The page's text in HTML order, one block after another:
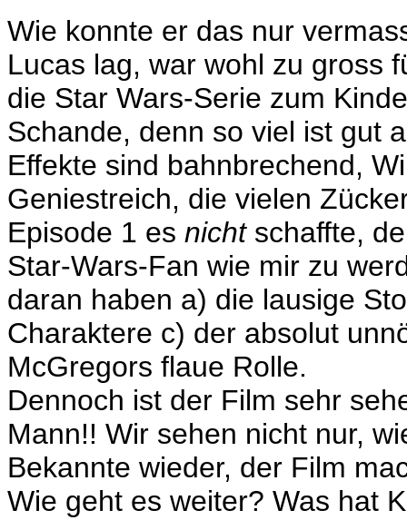
Wie konnte er das nur
Lucas lag, war wohl zu gross
die Star Wars-Serie zum
Schande, denn so viel ist gut
Effekte sind bahnbrechend,
Geniestreich, die vielen
Episode 1 es nichtschaffte,
Star-Wars-Fan wie mir zu
daran haben a) die lausige
Charaktere c) der absolut
McGregors flaue Rolle.
Dennoch ist der Film sehr
Mann!! Wir sehen nicht nur,
Bekannte wieder, der Film
Wie geht es weiter? Was hat